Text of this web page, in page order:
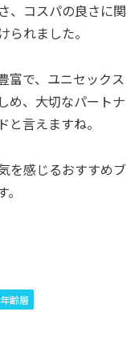
、コスパの良さに関
れました。
富で、ユニセックス
め、大切なパートナ
言えますね。
を感じるおすすめブ
齢層